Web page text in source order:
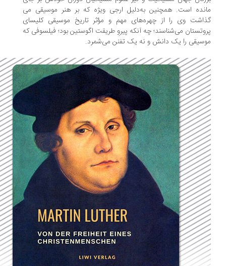
است. همچنین به­‌دلیل ارجی ویژه که بر هنر موسیقی می­‌
وی را از چهره‌­های مهم و مؤثر تاریخ موسیقی کلیسای
می‌­شناسند؛ چه آنکه پیروِ طریقت اگوستین بود؛ فیلسوفی که
را یک دانش و نه یک تفنن می‌­شمرد.